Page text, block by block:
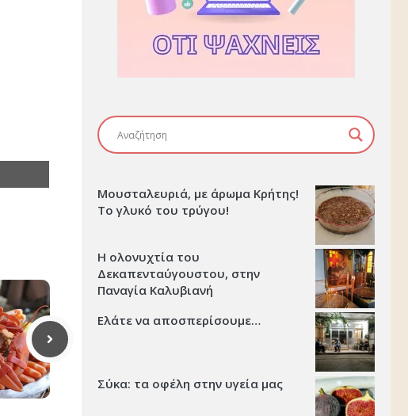
Μουσταλευριά, με άρωμα Κρήτης!
Το γλυκό του τρύγου!
Η ολονυχτία του
Δεκαπενταύγουστου, στην
Παναγία Καλυβιανή
Ελάτε να αποσπερίσουμε…
Σύκα: τα οφέλη στην υγεία μας